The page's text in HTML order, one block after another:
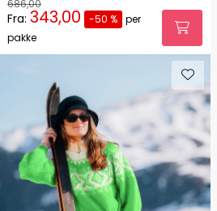
686,00
Fra: 343,00 -50 % per
pakke